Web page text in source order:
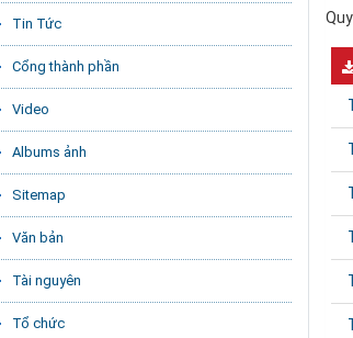
Tin Tức
Cổng thành phần
Video
Albums ảnh
Sitemap
Văn bản
Tài nguyên
Tổ chức